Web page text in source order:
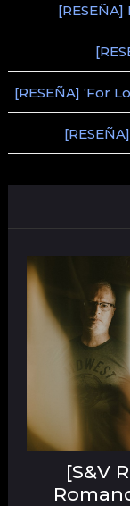
[RESEÑA] ‘For
[S&V